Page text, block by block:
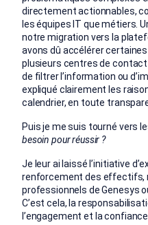
directement actionnables,
les équipes IT que métiers.
notre migration vers la
avons dû accélérer
plusieurs centres de
de filtrer l’information ou
expliqué clairement les
calendrier, en toute
Puis je me suis tourné vers
besoin pour réussir ?
Je leur ai laissé l’initiative
renforcement des effectifs,
professionnels de Genesys
C’est cela, la
l’engagement et la confiance.